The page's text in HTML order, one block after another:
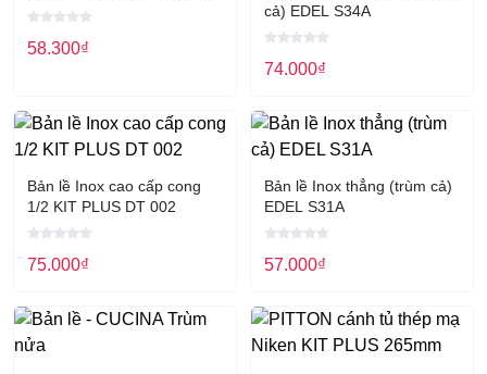
58.300₫
cả) EDEL S34A
74.000₫
Bản lề Inox cao cấp cong
1/2 KIT PLUS DT 002
75.000₫
Bản lề Inox thẳng (trùm cả)
EDEL S31A
57.000₫